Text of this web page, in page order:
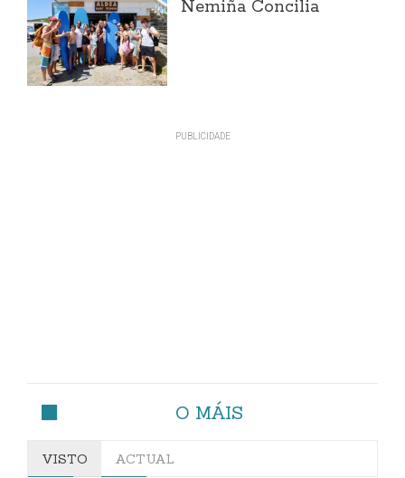
Nemiña Concilia
O MÁIS
VISTO ACTUAL